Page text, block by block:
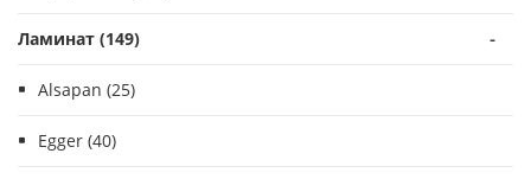
Ламинат (149) -
Alsapan (25)
Egger (40)